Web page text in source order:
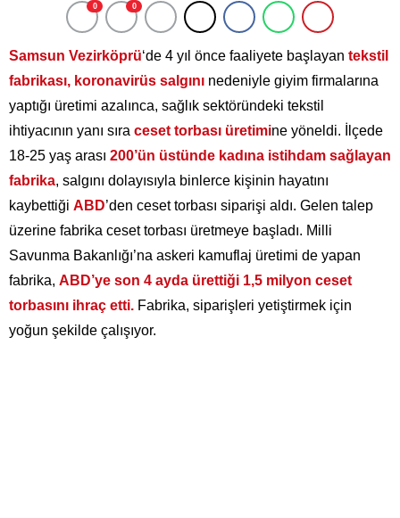
0 0
Samsun Vezirköprü‘de 4 yıl önce faaliyete başlayan tekstil
fabrikası, koronavirüs salgını nedeniyle giyim firmalarına
yaptığı üretimi azalınca, sağlık sektöründeki tekstil
ihtiyacının yanı sıra ceset torbası üretimine yöneldi. İlçede
18-25 yaş arası 200’ün üstünde kadına istihdam sağlayan
fabrika, salgını dolayısıyla binlerce kişinin hayatını
kaybettiği ABD’den ceset torbası siparişi aldı. Gelen talep
üzerine fabrika ceset torbası üretmeye başladı. Milli
Savunma Bakanlığı’na askeri kamuflaj üretimi de yapan
fabrika, ABD’ye son 4 ayda ürettiği 1,5 milyon ceset
torbasını ihraç etti. Fabrika, siparişleri yetiştirmek için
yoğun şekilde çalışıyor.